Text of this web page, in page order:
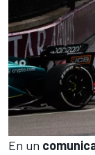
En un